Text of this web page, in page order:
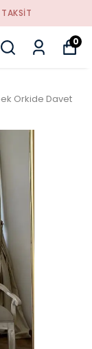
TAKSIT
0
Orkide Davet